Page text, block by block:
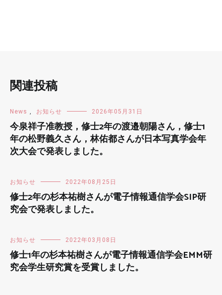
関連投稿
News お知らせ 2026年05月31日
今泉祥子准教授，修士2年の渡邉朝陽さん，修士1
年の松野義久さん，林佑都さんが日本写真学会年
次大会で発表しました。
お知らせ 2022年08月25日
修士2年の杉本祐樹さんが電子情報通信学会SIP研
究会で発表しました。
お知らせ 2022年03月08日
修士1年の杉本祐樹さんが電子情報通信学会EMM研
究会学生研究賞を受賞しました。